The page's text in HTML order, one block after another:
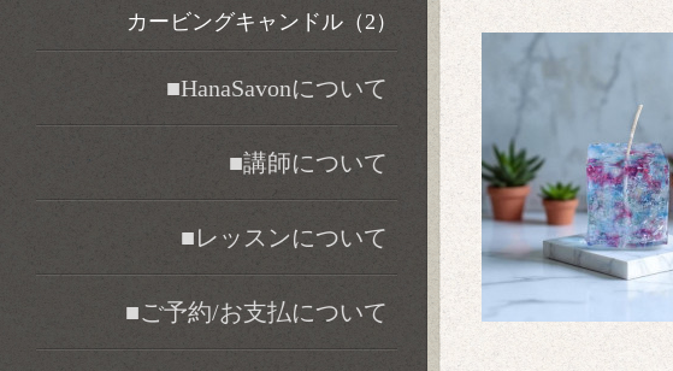
カービングキャンドル（2）
■HanaSavonについて
■講師について
■レッスンについて
■ご予約/お支払について